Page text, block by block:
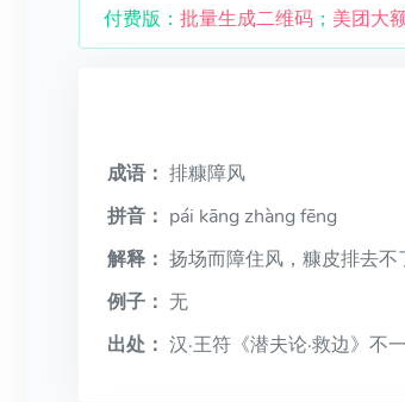
付费版： 批量生成二维码； 美团大
成语： 排糠障风
拼音： pái kāng zhàng fēng
解释： 扬场而障住风，糠皮排去不
例子： 无
出处： 汉·王符《潜夫论·救边》